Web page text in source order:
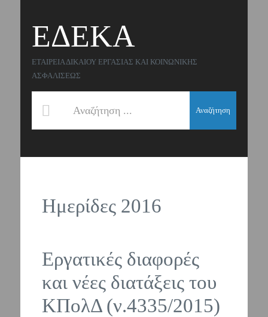
ΕΔΕΚΑ
ΕΤΑΙΡΕΙΑ ΔΙΚΑΙΟΥ ΕΡΓΑΣΙΑΣ ΚΑΙ ΚΟΙΝΩΝΙΚΗΣ
ΑΣΦΑΛΙΣΕΩΣ
Αναζήτηση
Ημερίδες 2016
Εργατικές διαφορές
και νέες διατάξεις του
ΚΠολΔ (ν.4335/2015)